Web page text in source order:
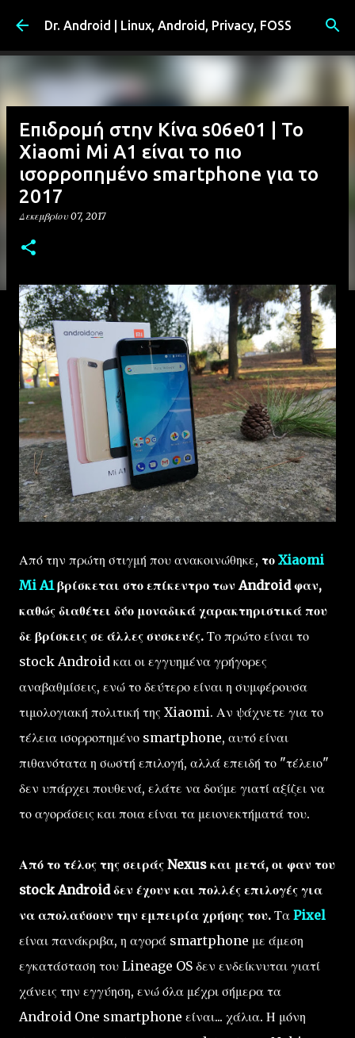
Μετάβαση στο κύριο περιεχόμενο
Dr. Android | Linux, Android, Privacy, FOSS
Επιδρομή στην Κίνα s06e01 | Το
Xiaomi Mi A1 είναι το πιο
ισορροπημένο smartphone για το
2017
Δεκεμβρίου 07, 2017
Από την πρώτη στιγμή που ανακοινώθηκε, το Xiaomi
Mi A1βρίσκεται στο επίκεντρο των Android φαν,
καθώς διαθέτει δύο μοναδικά χαρακτηριστικά που
δε βρίσκεις σε άλλες συσκευές. Το πρώτο είναι το
stock Android και οι εγγυημένα γρήγορες
αναβαθμίσεις, ενώ το δεύτερο είναι η συμφέρουσα
τιμολογιακή πολιτική της Xiaomi. Αν ψάχνετε για το
τέλεια ισορροπημένο smartphone, αυτό είναι
πιθανότατα η σωστή επιλογή, αλλά επειδή το "τέλειο"
δεν υπάρχει πουθενά, ελάτε να δούμε γιατί αξίζει να
το αγοράσεις και ποια είναι τα μειονεκτήματά του.
Από το τέλος της σειράς Nexus και μετά, οι φαν του
stock Android δεν έχουν και πολλές επιλογές για
να απολαύσουν την εμπειρία χρήσης του. Τα Pixel
είναι πανάκριβα, η αγορά smartphone με άμεση
εγκατάσταση του Lineage OS δεν ενδείκνυται γιατί
χάνεις την εγγύηση, ενώ όλα μέχρι σήμερα τα
Android One smartphone είναι... χάλια. Η μόνη